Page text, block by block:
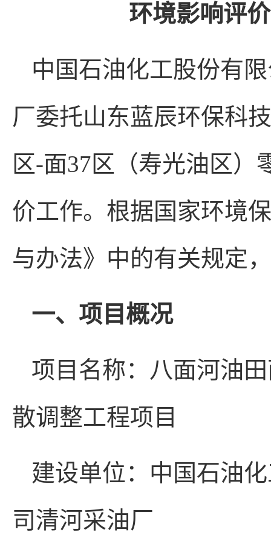
环境影响评
中国石油化工股份有
厂委托山东蓝辰环保科
区-面37区（寿光油区）
价工作。根据国家环境
与办法》中的有关规定
一、项目概况
项目名称：八面河油
散调整工程项目
建设单位：中国石油
司清河采油厂